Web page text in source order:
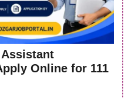
Assistant
Online for 111